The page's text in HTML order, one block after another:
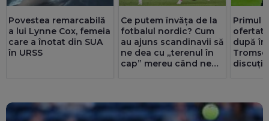
Povestea remarcabilă
a lui Lynne Cox, femeia
care a înotat din SUA
în URSS
Ce putem învăța de la
fotbalul nordic? Cum
au ajuns scandinavii să
ne dea cu „terenul în
cap” mereu când ne
Primul
ofertat
după